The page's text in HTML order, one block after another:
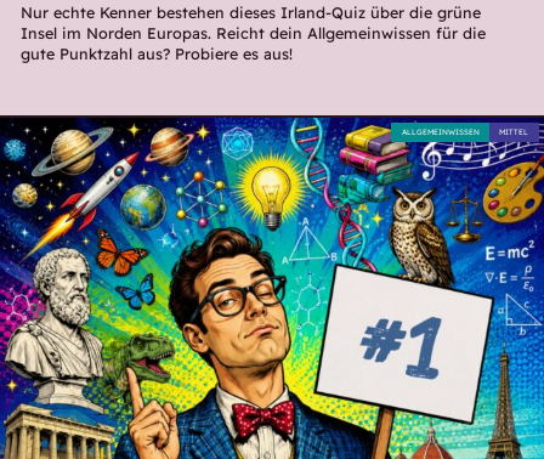
Nur echte Kenner bestehen dieses Irland-Quiz über die grüne
Insel im Norden Europas. Reicht dein Allgemeinwissen für die
gute Punktzahl aus? Probiere es aus!
MITTEL
ALLGEMEINWISSEN